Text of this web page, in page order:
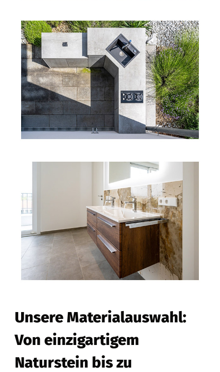
Unsere Materialauswahl:
Von einzigartigem
Naturstein bis zu